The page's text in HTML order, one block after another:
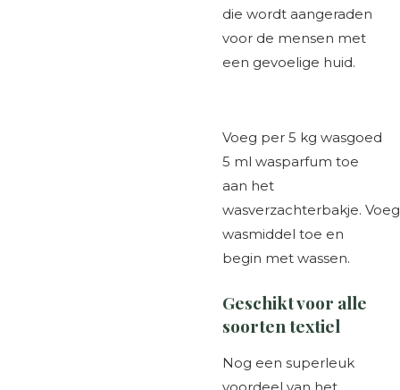
die wordt aangeraden
voor de mensen met
een gevoelige huid.
Voeg per 5 kg wasgoed
5 ml wasparfum toe
aan het
wasverzachterbakje. Voeg
wasmiddel toe en
begin met wassen.
Geschikt voor alle
soorten textiel
Nog een superleuk